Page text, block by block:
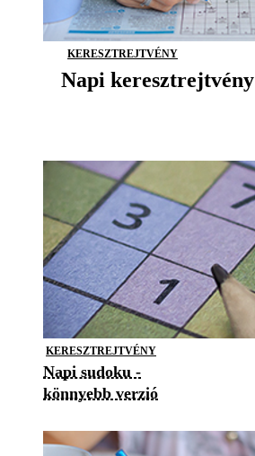
KERESZTREJTVÉNY
Napi keresztrejtvény
KERESZTREJTVÉNY
Napi sudoku -
könnyebb verzió